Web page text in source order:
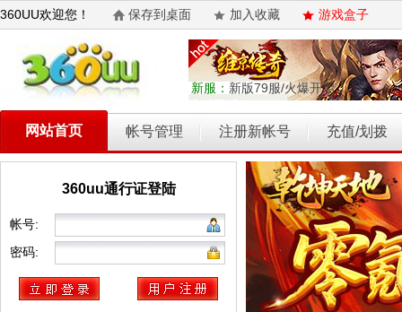
360UU欢迎您！ 保存到桌面 加入收藏 游戏盒子
新服： 新版79服/火爆开启
网站首页 帐号管理 注册新帐号 充值/划拨
360uu通行证登陆
帐号:
密码:
乾坤天地
开天西游
霸者归来
权力的游戏
维京传奇